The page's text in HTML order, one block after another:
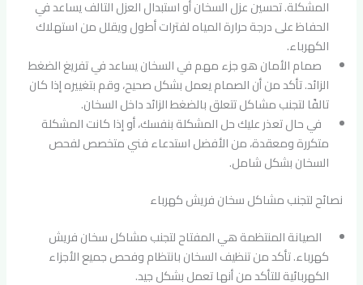
المشكلة. تحسين عزل السخان أو استبدال العزل التالف يساعد في
الحفاظ على درجة حرارة المياه لفترات أطول ويقلل من استهلاك
الكهرباء.
صمام الأمان هو جزء مهم في السخان يساعد في تفريغ الضغط
الزائد. تأكد من أن الصمام يعمل بشكل صحيح، وقم بتغييره إذا كان
تالفًا لتجنب مشاكل تتعلق بالضغط الزائد داخل السخان.
في حال تعذر عليك حل المشكلة بنفسك، أو إذا كانت المشكلة
متكررة ومعقدة، من الأفضل استدعاء فني متخصص لفحص
السخان بشكل شامل.
نصائح لتجنب مشاكل سخان فريش كهرباء
الصيانة المنتظمة هي المفتاح لتجنب مشاكل سخان فريش
كهرباء. تأكد من تنظيف السخان بانتظام وفحص جميع الأجزاء
الكهربائية للتأكد من أنها تعمل بشكل جيد.